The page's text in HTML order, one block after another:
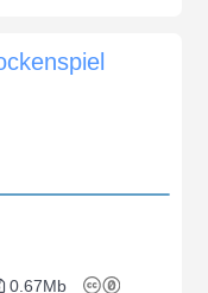
0.67Mb